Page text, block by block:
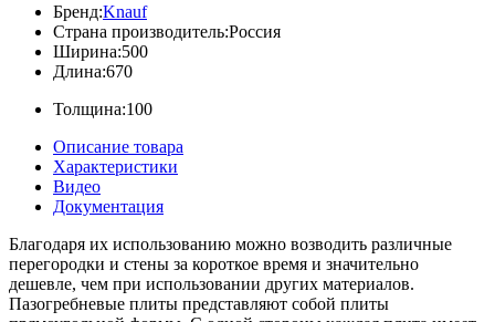
Бренд:Knauf
Страна производитель:Россия
Ширина:500
Длина:670
Толщина:100
Описание товара
Характеристики
Видео
Документация
Благодаря их использованию можно возводить различные
перегородки и стены за короткое время и значительно
дешевле, чем при использовании других материалов.
Пазогребневые плиты представляют собой плиты